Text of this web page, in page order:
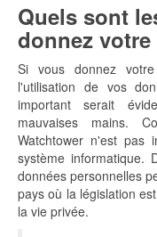
Quels sont
donnez
Si vous donnez
l'utilisation de vos
important serait
mauvaises mains.
Watchtower n'est pas
système informatique.
données personnelles
pays où la législation
la vie privée.